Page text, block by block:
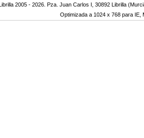
2005 - 2026. Pza. Juan Carlos I, 30892 Librilla
Optimizada a 1024 x 768 para IE,